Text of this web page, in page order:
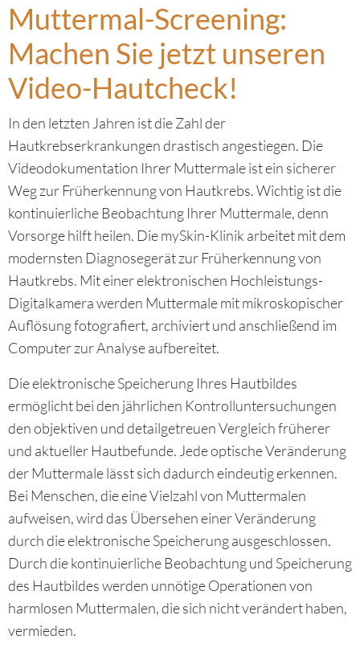
Muttermal-Screening:
Machen Sie jetzt unseren
Video-Hautcheck!
In den letzten Jahren ist die Zahl der
Hautkrebserkrankungen drastisch angestiegen. Die
Videodokumentation Ihrer Muttermale ist ein sicherer
Weg zur Früherkennung von Hautkrebs. Wichtig ist die
kontinuierliche Beobachtung Ihrer Muttermale, denn
Vorsorge hilft heilen. Die mySkin-Klinik arbeitet mit dem
modernsten Diagnosegerät zur Früherkennung von
Hautkrebs. Mit einer elektronischen Hochleistungs-
Digitalkamera werden Muttermale mit mikroskopischer
Auflösung fotografiert, archiviert und anschließend im
Computer zur Analyse aufbereitet.
Die elektronische Speicherung Ihres Hautbildes
ermöglicht bei den jährlichen Kontrolluntersuchungen
den objektiven und detailgetreuen Vergleich früherer
und aktueller Hautbefunde. Jede optische Veränderung
der Muttermale lässt sich dadurch eindeutig erkennen.
Bei Menschen, die eine Vielzahl von Muttermalen
aufweisen, wird das Übersehen einer Veränderung
durch die elektronische Speicherung ausgeschlossen.
Durch die kontinuierliche Beobachtung und Speicherung
des Hautbildes werden unnötige Operationen von
harmlosen Muttermalen, die sich nicht verändert haben,
vermieden.